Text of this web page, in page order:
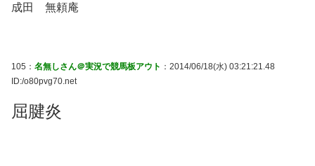
成田 無頼庵
105： 名無しさん＠実況で競馬板アウト ：2014/06/18(水) 03:21:21.48
ID:/o80pvg70.net
屈腱炎